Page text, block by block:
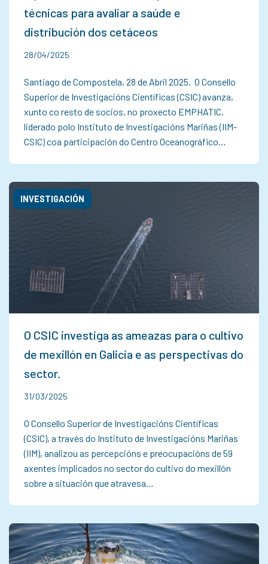
técnicas para avaliar a saúde e
distribución dos cetáceos
28/04/2025
Santiago de Compostela, 28 de Abril 2025. O Consello
Superior de Investigacións Científicas (CSIC) avanza,
xunto co resto de socios, no proxecto EMPHATIC,
liderado polo Instituto de Investigacións Mariñas (IIM-
CSIC) coa participación do Centro Oceanográfico…
O CSIC investiga as ameazas para o cultivo
de mexillón en Galicia e as perspectivas do
sector.
INVESTIGACIÓN
31/03/2025
O Consello Superior de Investigacións Científicas
(CSIC), a través do Instituto de Investigacións Mariñas
(IIM), analizou as percepcións e preocupacións de 59
axentes implicados no sector do cultivo do mexillón
sobre a situación que atravesa…